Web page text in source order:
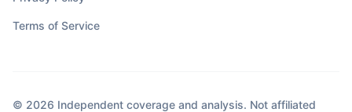
Terms of Service
© 2026 Independent coverage and analysis. Not affiliated